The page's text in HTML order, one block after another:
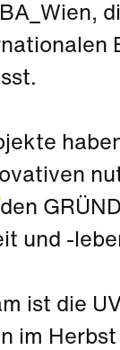
und -
ist die
im